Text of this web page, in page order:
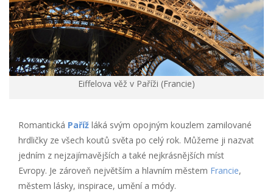
Eiffelova věž v Paříži (Francie)
Romantická Paříž láká svým opojným kouzlem zamilované
hrdličky ze všech koutů světa po celý rok. Můžeme ji nazvat
jedním z nejzajímavějších a také nejkrásnějších míst
Evropy. Je zároveň největším a hlavním městem Francie,
městem lásky, inspirace, umění a módy.